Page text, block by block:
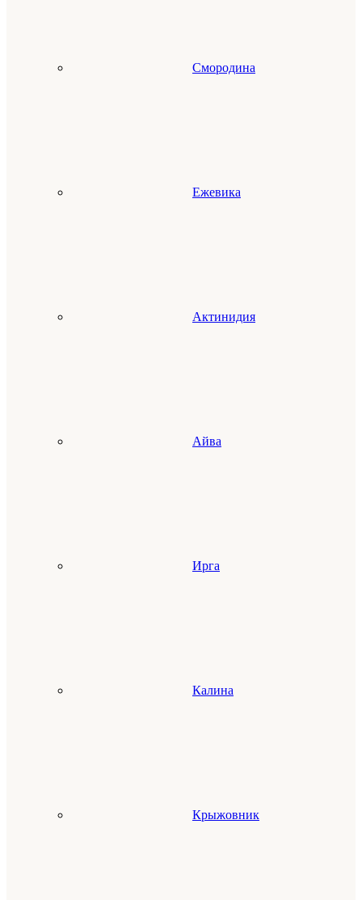
Смородина
Ежевика
Актинидия
Айва
Ирга
Калина
Крыжовник